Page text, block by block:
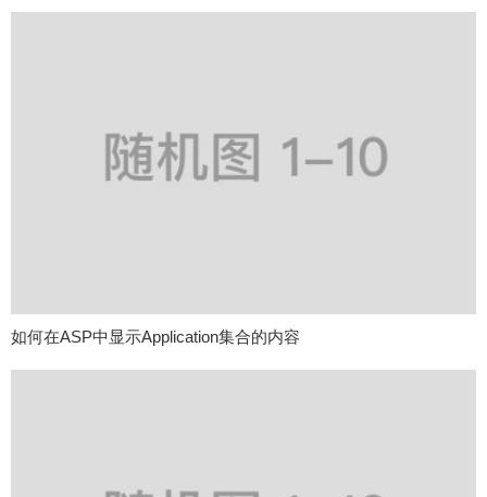
如何在ASP中显示Application集合的内容